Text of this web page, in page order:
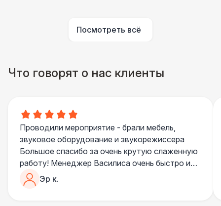
Посмотреть всё
Что говорят о нас клиенты
Проводили мероприятие - брали мебель,
звуковое оборудование и звукорежиссера
Большое спасибо за очень крутую слаженную
работу! Менеджер Василиса очень быстро и
качественно обрабатывала все запросы,
пошла навстречу во многих моментах
Эр к.